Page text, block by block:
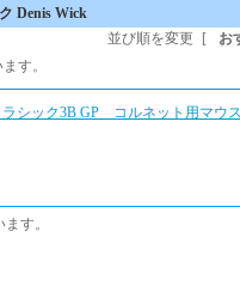
Denis Wick
並び順を変更
[ お
す。
シック3B GP コルネット用マウス
す。